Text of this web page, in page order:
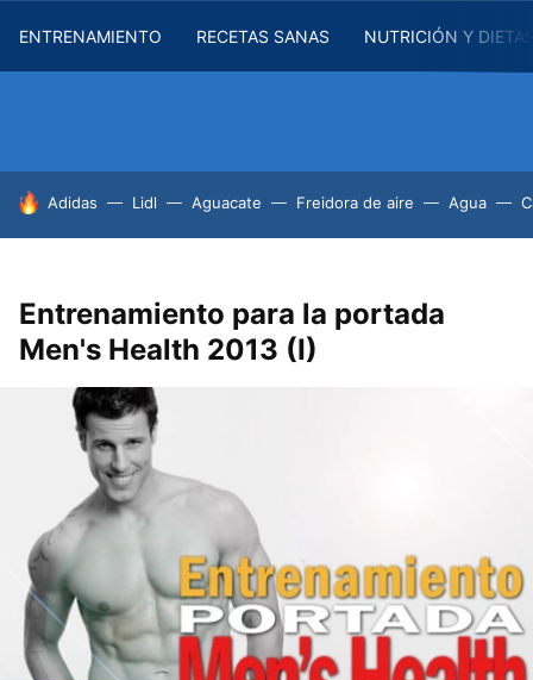
ENTRENAMIENTO RECETAS SANAS NUTRICIÓN Y
HOY SE HABLA DE
Adidas Lidl Aguacate Freidora de aire Agua
Entrenamiento para la portada
Men's Health 2013 (I)